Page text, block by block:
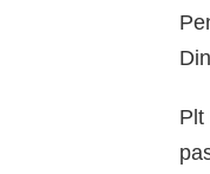
Plt